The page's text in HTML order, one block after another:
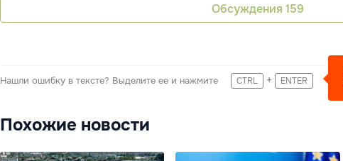
Обсуждения 159
Нашли ошибку в тексте? Выделите ее и нажмите CTRL + ENTER
Похожие новости